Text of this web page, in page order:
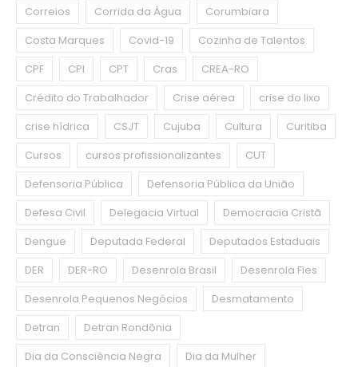
Correios
Corrida da Água
Corumbiara
Costa Marques
Covid-19
Cozinha de Talentos
CPF
CPI CPT Cras
CREA-RO
Crédito do Trabalhador
Crise aérea
crise do lixo
crise hídrica
CSJT Cujuba Cultura
Curitiba
Cursos
cursos profissionalizantes
CUT
Defensoria Pública
Defensoria Pública da União
Defesa Civil
Delegacia Virtual
Democracia Cristã
Dengue
Deputada Federal
Deputados Estaduais
DER
DER-RO Desenrola Brasil
Desenrola Fies
Desenrola Pequenos Negócios
Desmatamento
Detran
Detran Rondônia
Dia da Consciência Negra
Dia da Mulher